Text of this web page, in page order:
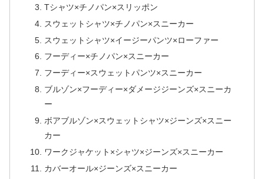
Tシャツ×チノパン×スリッポン
スウェットシャツ×チノパン×スニーカー
スウェットシャツ×イージーパンツ×ローファー
フーディー×チノパン×スニーカー
フーディー×スウェットパンツ×スニーカー
ブルゾン×フーディー×ダメージジーンズ×スニーカ
ー
ボアブルゾン×スウェットシャツ×ジーンズ×スニー
カー
ワークジャケット×シャツ×ジーンズ×スニーカー
カバーオール×ジーンズ×スニーカー